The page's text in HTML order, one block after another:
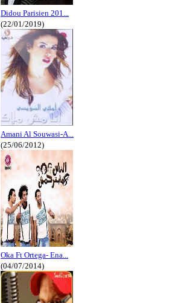
Didou Parisien 201...
(22/01/2019)
Amani Al Souwasi-A...
(25/06/2012)
Oka Ft Ortega- Ena...
(04/07/2014)